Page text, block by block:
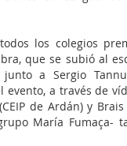
los colegios
que se subió al
a Sergio
evento, a través de
de Ardán) y
María Fumaça-